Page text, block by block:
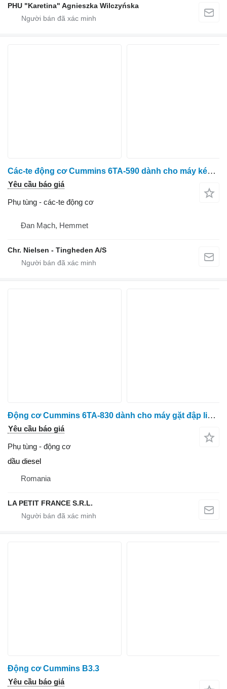
PHU "Karetina" Agnieszka Wilczyńska
Các-te động cơ Cummins 6TA-590 dành cho máy kéo bánh lốp Case IH 6TA-590
Yêu cầu báo giá
Phụ tùng - các-te động cơ
Đan Mạch, Hemmet
Chr. Nielsen - Tingheden A/S
Động cơ Cummins 6TA-830 dành cho máy gặt đập liên hợp Case IH
Yêu cầu báo giá
Phụ tùng - động cơ
dầu diesel
Romania
LA PETIT FRANCE S.R.L.
Động cơ Cummins B3.3
Yêu cầu báo giá